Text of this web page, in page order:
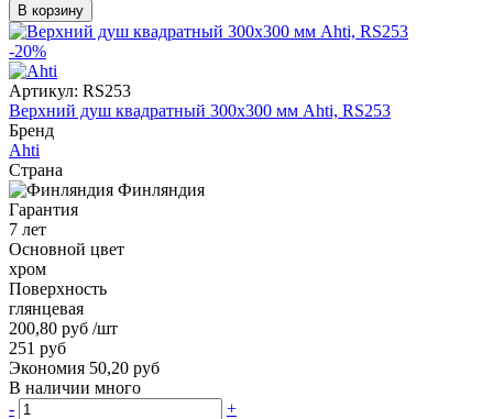
В корзину
-20%
Артикул: RS253
Верхний душ квадратный 300x300 мм Ahti, RS253
Бренд
Ahti
Страна
Финляндия
Гарантия
7 лет
Основной цвет
хром
Поверхность
глянцевая
200,80 руб /шт
251 руб
Экономия 50,20 руб
В наличии много
-
+